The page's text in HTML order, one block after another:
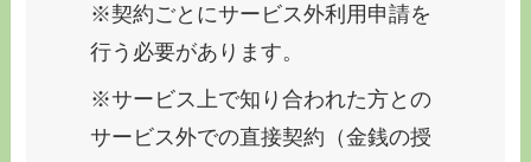
※契約ごとにサービス外利用申請を
行う必要があります。
※サービス上で知り合われた方との
サービス外での直接契約（金銭の授